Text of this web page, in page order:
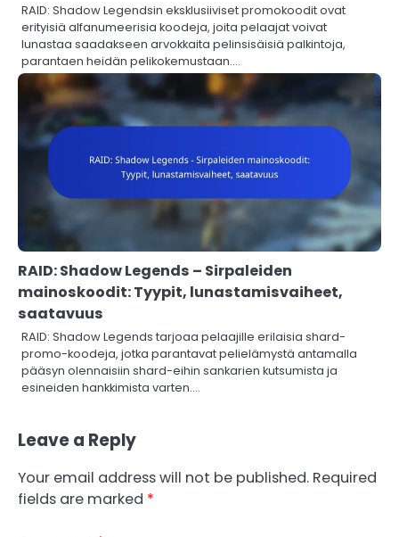
RAID: Shadow Legendsin eksklusiiviset promokoodit ovat
erityisiä alfanumeerisia koodeja, joita pelaajat voivat
lunastaa saadakseen arvokkaita pelinsisäisiä palkintoja,
parantaen heidän pelikokemustaan.…
RAID: Shadow Legends – Sirpaleiden
mainoskoodit: Tyypit, lunastamisvaiheet,
saatavuus
RAID: Shadow Legends tarjoaa pelaajille erilaisia shard-
promo-koodeja, jotka parantavat pelielämystä antamalla
pääsyn olennaisiin shard-eihin sankarien kutsumista ja
esineiden hankkimista varten.…
Leave a Reply
Your email address will not be published. Required
fields are marked *